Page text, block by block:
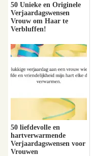
50 Unieke en Originele
Verjaardagswensen
Vrouw om Haar te
Verbluffen!
50 liefdevolle en
hartverwarmende
Verjaardagswensen voor
Vrouwen